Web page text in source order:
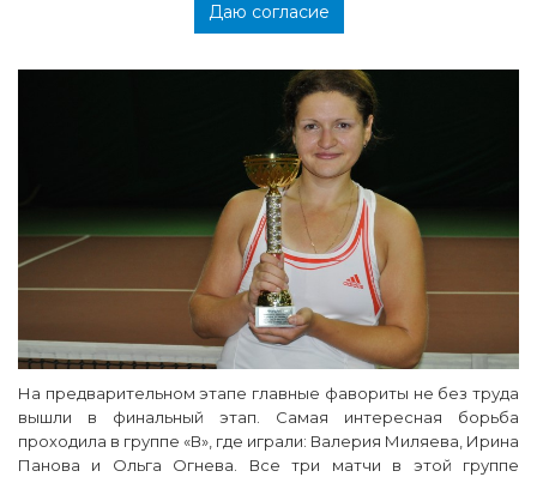
Даю согласие
На предварительном этапе главные фавориты не без труда
вышли в финальный этап. Самая интересная борьба
проходила в группе «В», где играли: Валерия Миляева, Ирина
Панова и Ольга Огнева. Все три матчи в этой группе